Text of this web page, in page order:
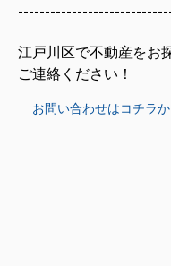
江戸川区で不動産をお
ご連絡ください！
お問い合わせはコチラか